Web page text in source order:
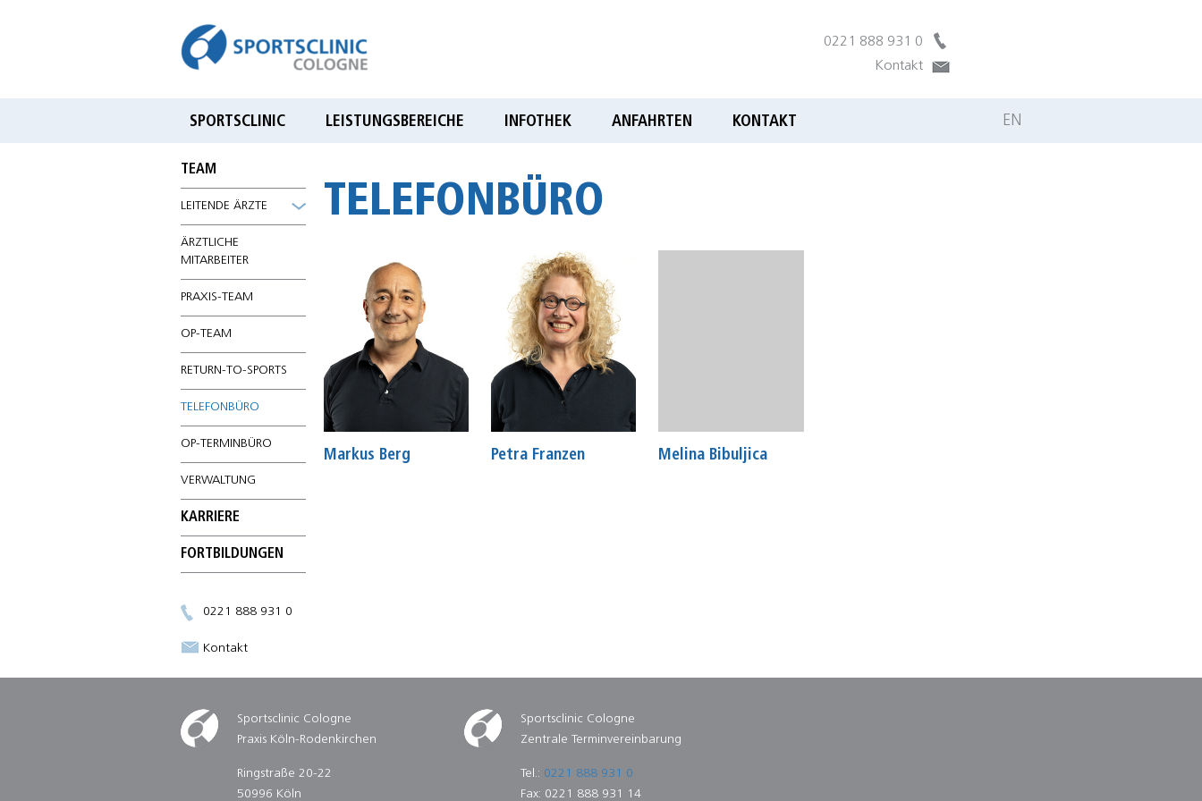
0221 888 931 0
Kontakt
SPORTSCLINIC LEISTUNGSBEREICHE INFOTHEK ANFAHRTEN KONTAKT EN
TEAM
LEITENDE ÄRZTE
ÄRZTLICHE
MITARBEITER
PRAXIS-TEAM
OP-TEAM
RETURN-TO-SPORTS
TELEFONBÜRO
OP-TERMINBÜRO
VERWALTUNG
KARRIERE
FORTBILDUNGEN
0221 888 931 0
Kontakt
TELEFONBÜRO
Markus Berg Petra Franzen Melina Bibuljica
Sportsclinic Cologne
Praxis Köln-Rodenkirchen
Ringstraße 20-22
50996 Köln
Sportsclinic Cologne
Zentrale Terminvereinbarung
Tel.: 0221 888 931 0
Fax: 0221 888 931 14